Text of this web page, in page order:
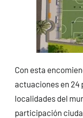
Con esta
actuaciones en 24
localidades del
participación